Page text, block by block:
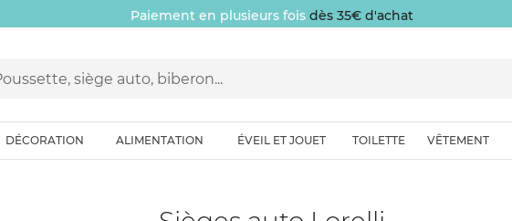
Paiement en plusieurs fois dès 35€ d'achat
DÉCORATION ALIMENTATION ÉVEIL ET JOUET TOILETTE VÊTEMENT